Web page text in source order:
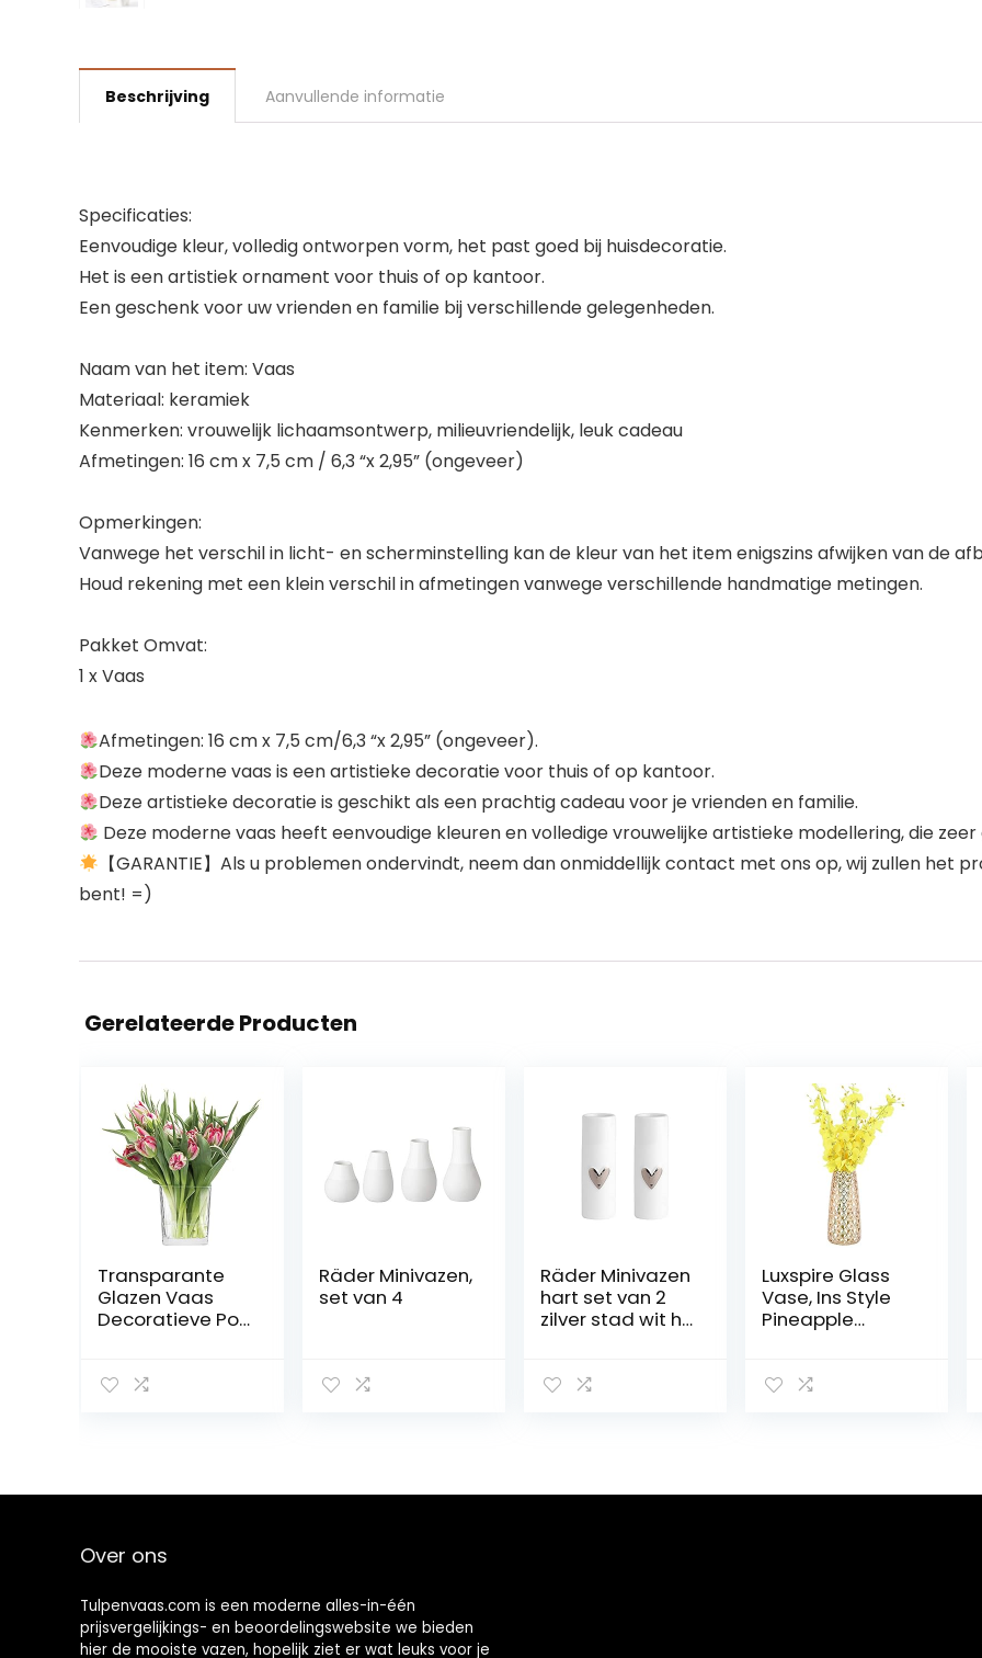
Beschrijving Aanvullende informatie
Specificaties:
Eenvoudige kleur, volledig ontworpen vorm, het past goed bij huisdecoratie.
Het is een artistiek ornament voor thuis of op kantoor.
Een geschenk voor uw vrienden en familie bij verschillende gelegenheden.
Naam van het item: Vaas
Materiaal: keramiek
Kenmerken: vrouwelijk lichaamsontwerp, milieuvriendelijk, leuk cadeau
Afmetingen: 16 cm x 7,5 cm / 6,3 “x 2,95” (ongeveer)
Opmerkingen:
Vanwege het verschil in licht- en scherminstelling kan de kleur van het item enigszins afwijken van de
Houd rekening met een klein verschil in afmetingen vanwege verschillende handmatige metingen.
Pakket Omvat:
1 x Vaas
Afmetingen: 16 cm x 7,5 cm/6,3 “x 2,95” (ongeveer).
Deze moderne vaas is een artistieke decoratie voor thuis of op kantoor.
Deze artistieke decoratie is geschikt als een prachtig cadeau voor je vrienden en familie.
Deze moderne vaas heeft eenvoudige kleuren en volledige vrouwelijke artistieke modellering, die
【GARANTIE】Als u problemen ondervindt, neem dan onmiddellijk contact met ons op, wij zullen
bent! =)
Gerelateerde Producten
Transparante
Glazen Vaas
Decoratieve Pot
Bos in Glas Mini
Violet | 820 ml
Räder Minivazen,
set van 4
Räder Minivazen
hart set van 2
zilver stad wit h.
Luxspire Glass
Vase, Ins Style
Pineapple
Floral Flower
Decoration,
Over ons
Tulpenvaas.com is een moderne alles-in-één
prijsvergelijkings- en beoordelingswebsite we bieden
hier de mooiste vazen, hopelijk ziet er wat leuks voor je